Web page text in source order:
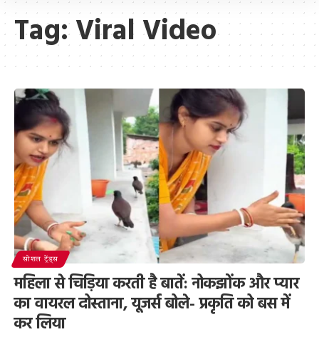
Tag:Viral Video
सोशल ट्रेंड्स
महिला से चिड़िया करती है बातें: नोकझोंक और प्यार
का वायरल दोस्ताना, यूजर्स बोले- प्रकृति को बस में
कर लिया